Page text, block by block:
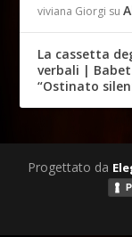
viviana Giorgi su
La cassetta
verbali |
“Ostinato
Progettato da